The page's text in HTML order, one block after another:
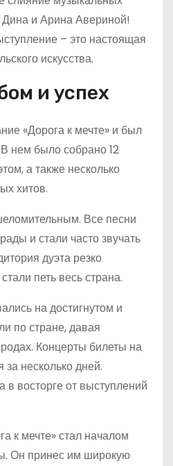
Дина и Арина Авериной!
– это настоящая
искусства.
и успех
«Дорога к мечте» и был
нем было собрано 12
а также несколько
хитов.
Все песни
и стали часто звучать
дуэта резко
петь весь страна.
на достигнутом и
по стране, давая
Концерты билеты на
несколько дней.
в восторге от выступлений
к мечте» стал началом
Он принес им широкую